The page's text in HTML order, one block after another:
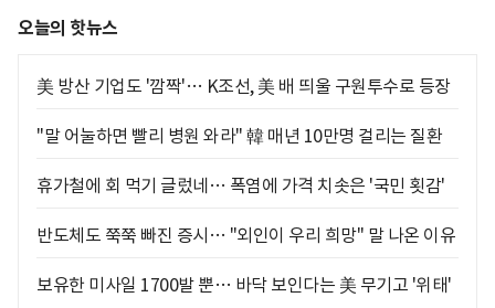
오늘의 핫뉴스
美 방산 기업도 '깜짝'… K조선, 美 배 띄울 구원투수로 등장
"말 어눌하면 빨리 병원 와라" 韓 매년 10만명 걸리는 질환
휴가철에 회 먹기 글렀네… 폭염에 가격 치솟은 '국민 횟감'
반도체도 쭉쭉 빠진 증시… "외인이 우리 희망" 말 나온 이유
보유한 미사일 1700발 뿐… 바닥 보인다는 美 무기고 '위태'